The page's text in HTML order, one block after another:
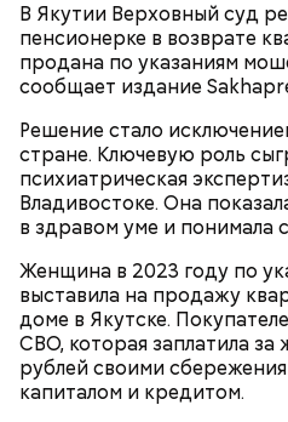
В Якутии Верховный суд
пенсионерке в возврате
продана по указаниям
сообщает издание
Решение стало
стране. Ключевую роль
психиатрическая
Владивостоке. Она
в здравом уме и понимала
Женщина в 2023 году по
выставила на продажу
доме в Якутске.
СВО, которая заплатила за
рублей своими
капиталом и кредитом.
День малины со сливками
честь вкусового
В этот праздник люди едят
сливками, но и другие
двух ингредиентов. Их
или сделать
родными и близкими.
— Кабачки нужно натереть
(это можно сделать на
похожими на спагетти, и
Дальше нужно добавить
порезанную брынзу. Затем
черри или грунтовые, —